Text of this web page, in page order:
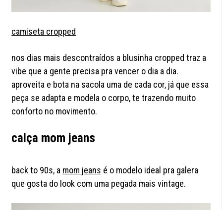
camiseta cropped
nos dias mais descontraídos a blusinha cropped traz a
vibe que a gente precisa pra vencer o dia a dia.
aproveita e bota na sacola uma de cada cor, já que essa
peça se adapta e modela o corpo, te trazendo muito
conforto no movimento.
calça mom jeans
back to 90s, a mom jeans é o modelo ideal pra galera
que gosta do look com uma pegada mais vintage.